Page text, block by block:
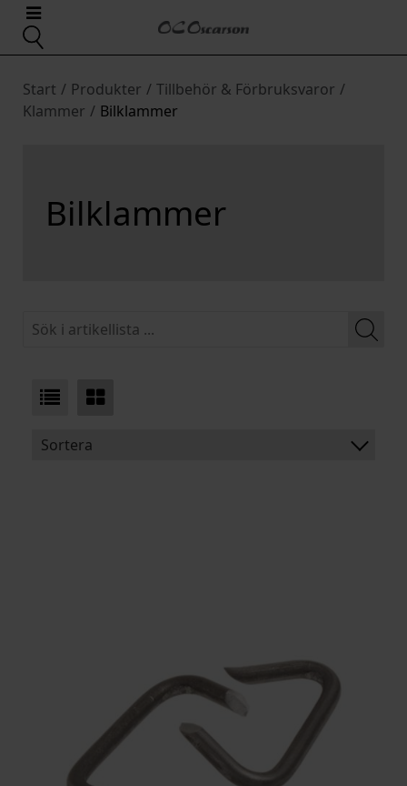
Start / Produkter / Tillbehör & Förbruksvaror /
Klammer / Bilklammer
Bilklammer
Sortera